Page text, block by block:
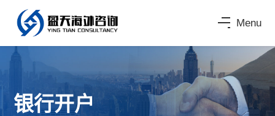
Menu
银行开户